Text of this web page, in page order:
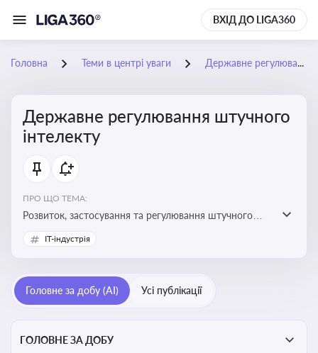
ВХІД ДО LIGA360
Головна Теми в центрі уваги Державне регулювання штучного інтелекту
Державне регулювання штучного
інтелекту
ПРО ЩО ТЕМА:
Розвиток, застосування та регулювання штучного
інтелекту в різних сферах — від управління бізнесом
до державного сектора
IT-індустрія
Головне за добу (AI) Усі публікації
ГОЛОВНЕ ЗА ДОБУ